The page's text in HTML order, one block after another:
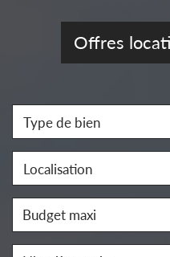
Offres
Type de bien
Localisation